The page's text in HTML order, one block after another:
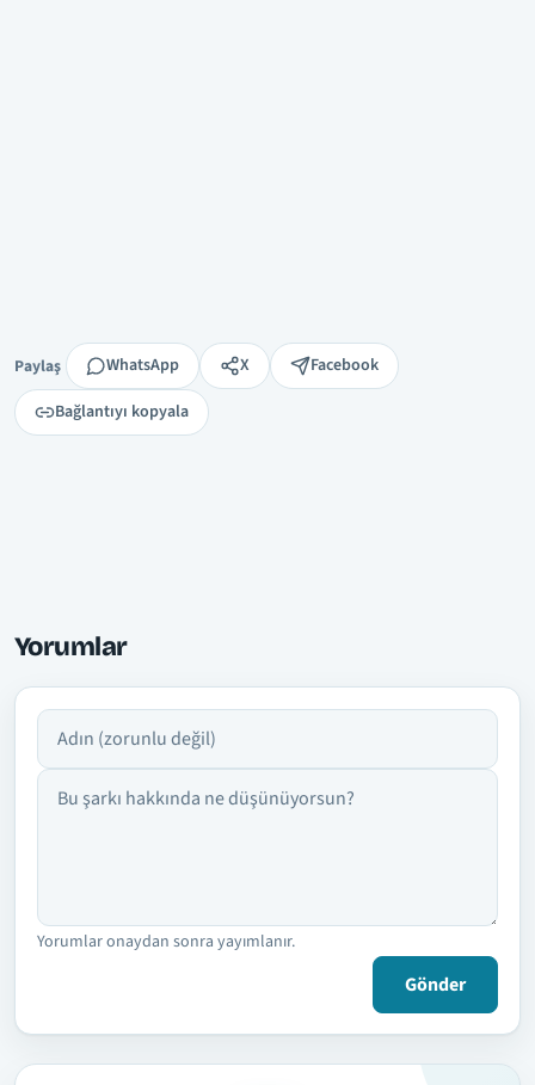
Paylaş
Paylaş WhatsApp X
Facebook
Bağlantıyı kopyala
Yorumlar
Adın
Yorumun
Yorumlar onaydan sonra yayımlanır.
Gönder